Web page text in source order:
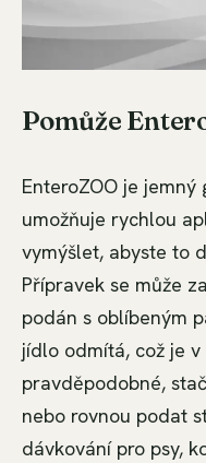
Pomůže
EnteroZOO je
umožňuje rychlou
vymýšlet, abyste to
Přípravek se může
podán s oblíbeným
jídlo odmítá, což je
pravděpodobné,
nebo rovnou podat
dávkování pro psy,